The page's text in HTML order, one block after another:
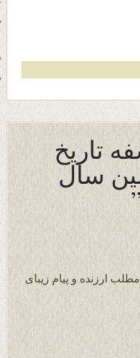
تاریخ
سال
ارزنده و پیام زیبای